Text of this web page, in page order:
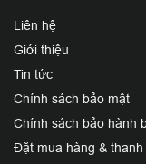
Liên hệ
Giới thiệu
Tin tức
Chính sách bảo mật
Chính sách bảo hành
Đặt mua hàng & thanh